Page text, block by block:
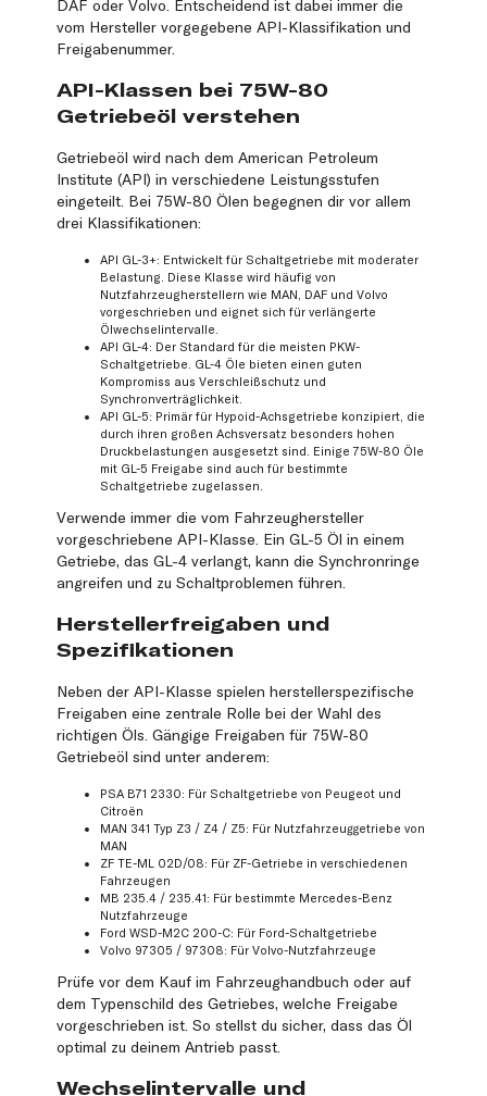
DAF oder Volvo. Entscheidend ist dabei immer die
vom Hersteller vorgegebene API-Klassifikation und
Freigabenummer.
API-Klassen bei 75W-80
Getriebeöl verstehen
Getriebeöl wird nach dem American Petroleum
Institute (API) in verschiedene Leistungsstufen
eingeteilt. Bei 75W-80 Ölen begegnen dir vor allem
drei Klassifikationen:
API GL-3+: Entwickelt für Schaltgetriebe mit moderater
Belastung. Diese Klasse wird häufig von
Nutzfahrzeugherstellern wie MAN, DAF und Volvo
vorgeschrieben und eignet sich für verlängerte
Ölwechselintervalle.
API GL-4: Der Standard für die meisten PKW-
Schaltgetriebe. GL-4 Öle bieten einen guten
Kompromiss aus Verschleißschutz und
Synchronverträglichkeit.
API GL-5: Primär für Hypoid-Achsgetriebe konzipiert, die
durch ihren großen Achsversatz besonders hohen
Druckbelastungen ausgesetzt sind. Einige 75W-80 Öle
mit GL-5 Freigabe sind auch für bestimmte
Schaltgetriebe zugelassen.
Verwende immer die vom Fahrzeughersteller
vorgeschriebene API-Klasse. Ein GL-5 Öl in einem
Getriebe, das GL-4 verlangt, kann die Synchronringe
angreifen und zu Schaltproblemen führen.
Herstellerfreigaben und
Spezifikationen
Neben der API-Klasse spielen herstellerspezifische
Freigaben eine zentrale Rolle bei der Wahl des
richtigen Öls. Gängige Freigaben für 75W-80
Getriebeöl sind unter anderem:
PSA B71 2330: Für Schaltgetriebe von Peugeot und
Citroën
MAN 341 Typ Z3 / Z4 / Z5: Für Nutzfahrzeuggetriebe von
MAN
ZF TE-ML 02D/08: Für ZF-Getriebe in verschiedenen
Fahrzeugen
MB 235.4 / 235.41: Für bestimmte Mercedes-Benz
Nutzfahrzeuge
Ford WSD-M2C 200-C: Für Ford-Schaltgetriebe
Volvo 97305 / 97308: Für Volvo-Nutzfahrzeuge
Prüfe vor dem Kauf im Fahrzeughandbuch oder auf
dem Typenschild des Getriebes, welche Freigabe
vorgeschrieben ist. So stellst du sicher, dass das Öl
optimal zu deinem Antrieb passt.
Wechselintervalle und